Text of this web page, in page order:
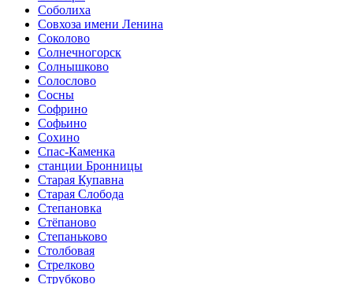
Соболиха
Совхоза имени Ленина
Соколово
Солнечногорск
Солнышково
Солослово
Сосны
Софрино
Софьино
Сохино
Спас-Каменка
станции Бронницы
Старая Купавна
Старая Слобода
Степановка
Стёпаново
Степаньково
Столбовая
Стрелково
Струбково